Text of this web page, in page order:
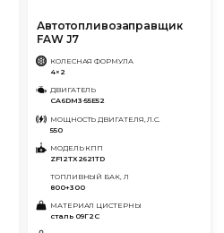
Автотопливозаправщик
FAW J7
КОЛЕСНАЯ ФОРМУЛА
4×2
ДВИГАТЕЛЬ
CA6DM3-55E52
МОЩНОСТЬ ДВИГАТЕЛЯ, Л.С.
550
МОДЕЛЬ КПП
ZF12TX2621TD
ТОПЛИВНЫЙ БАК, Л
800+300
МАТЕРИАЛ ЦИСТЕРНЫ
сталь 09Г2С